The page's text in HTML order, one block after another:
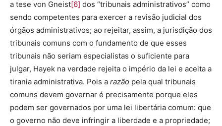
a tese von Gneist[6] dos “tribunais administrativos” como
sendo competentes para exercer a revisão judicial dos
órgãos administrativos; ao rejeitar, assim, a jurisdição dos
tribunais comuns com o fundamento de que esses
tribunais não seriam especialistas o suficiente para
julgar, Hayek na verdade rejeita o império da lei e aceita a
tirania administrativa. Pois a razão pela qual tribunais
comuns devem governar é precisamente porque eles
podem ser governados por uma lei libertária comum: que
o governo não deve infringir a liberdade e a propriedade;